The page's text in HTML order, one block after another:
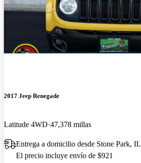
2017 Jeep Renegade
Latitude 4WD 47,378 millas
Entrega a domicilio desde Stone Park, IL
El precio incluye envío de $921